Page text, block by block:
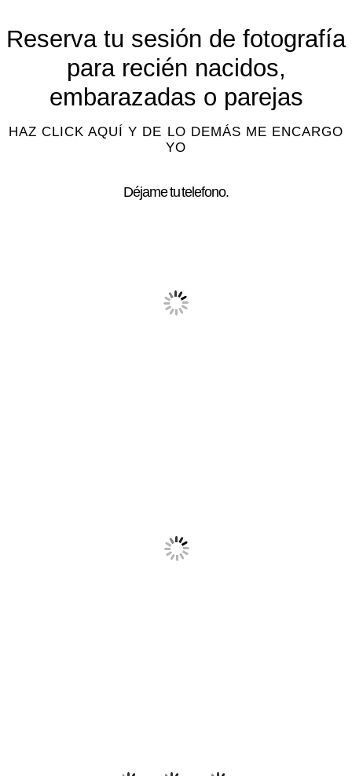
Reserva tu sesión de fotografía
para recién nacidos,
embarazadas o parejas
HAZ CLICK AQUÍ Y DE LO DEMÁS ME ENCARGO
YO
Déjame tu telefono.